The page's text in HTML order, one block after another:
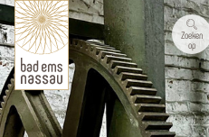
Zoeken
op